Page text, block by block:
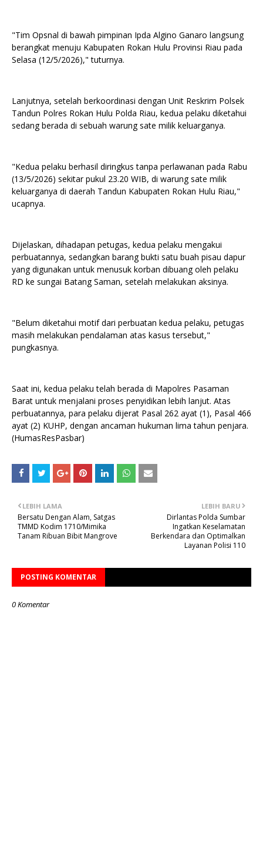
"Tim Opsnal di bawah pimpinan Ipda Algino Ganaro langsung
berangkat menuju Kabupaten Rokan Hulu Provinsi Riau pada
Selasa (12/5/2026)," tuturnya.
Lanjutnya, setelah berkoordinasi dengan Unit Reskrim Polsek
Tandun Polres Rokan Hulu Polda Riau, kedua pelaku diketahui
sedang berada di sebuah warung sate milik keluarganya.
"Kedua pelaku berhasil diringkus tanpa perlawanan pada Rabu
(13/5/2026) sekitar pukul 23.20 WIB, di warung sate milik
keluarganya di daerah Tandun Kabupaten Rokan Hulu Riau,"
ucapnya.
Dijelaskan, dihadapan petugas, kedua pelaku mengakui
perbuatannya, sedangkan barang bukti satu buah pisau dapur
yang digunakan untuk menusuk korban dibuang oleh pelaku
RD ke sungai Batang Saman, setelah melakukan aksinya.
"Belum diketahui motif dari perbuatan kedua pelaku, petugas
masih melakukan pendalaman atas kasus tersebut,"
pungkasnya.
Saat ini, kedua pelaku telah berada di Mapolres Pasaman
Barat untuk menjalani proses penyidikan lebih lanjut. Atas
perbuatannya, para pelaku dijerat Pasal 262 ayat (1), Pasal 466
ayat (2) KUHP, dengan ancaman hukuman lima tahun penjara.
(HumasResPasbar)
LEBIH BARU
Dirlantas Polda Sumbar
Ingatkan Keselamatan
Berkendara dan Optimalkan
Layanan Polisi 110
LEBIH LAMA
Bersatu Dengan Alam, Satgas
TMMD Kodim 1710/Mimika
Tanam Ribuan Bibit Mangrove
POSTING KOMENTAR
0 Komentar